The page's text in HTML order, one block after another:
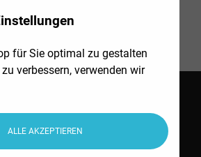
für Sie optimal zu gestalten
verbessern, verwenden wir
ALLE AKZEPTIEREN 